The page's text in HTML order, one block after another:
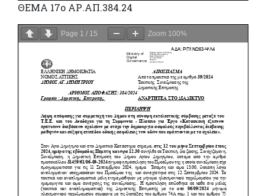
ΘΕΜΑ 17o ΑΡ.ΑΠ.384.24
Page 1 / 15 Zoom 100%